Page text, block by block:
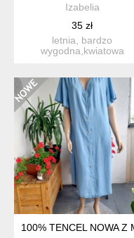
Izabelia
35 zł
letnia, bardzo
wygodna,kwiatowa
100% TENCEL NOWA Z